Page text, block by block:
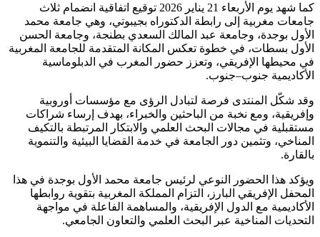
كما شهد يوم الأربعاء 21 يناير 2026 توقيع اتفاقية انضمام ثلاث
جامعات مغربية إلى رابطة الدكتوراه بجيبوتي، وهي جامعة محمد
الأول بوجدة، وجامعة عبد المالك السعدي بطنجة، وجامعة الحسن
الأول بسطات، في خطوة تعكس المكانة المتقدمة للجامعة المغربية
في محيطها الإفريقي، وتعزز حضور المغرب في الدبلوماسية
الأكاديمية جنوب–جنوب.
وقد شكّل المنتدى فرصة لتبادل الرؤى مع مؤسسات أوروبية
وإفريقية، ومع نخبة من الباحثين والخبراء، بهدف إرساء شراكات
مستقبلية في مجالات البحث العلمي والابتكار المرتبطة بالتكيف
المناخي، وتثمين دور الجامعة في خدمة القضايا البيئية والتنموية
بالقارة.
ويؤكد هذا الحضور النوعي لرئيس جامعة محمد الأول بوجدة في هذا
المحفل الإفريقي البارز، التزام المملكة المغربية بتقوية روابطها
الأكاديمية مع الدول الإفريقية، والمساهمة الفاعلة في مواجهة
التحديات المناخية عبر البحث العلمي والتعاون الجامعي.